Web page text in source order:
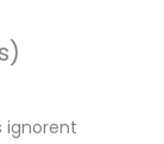
ignorent